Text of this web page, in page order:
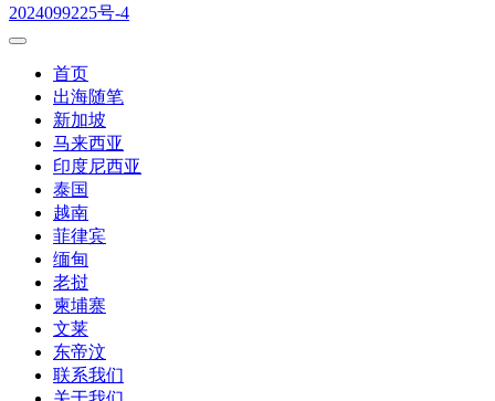
2024099225号-4
首页
出海随笔
新加坡
马来西亚
印度尼西亚
泰国
越南
菲律宾
缅甸
老挝
柬埔寨
文莱
东帝汶
联系我们